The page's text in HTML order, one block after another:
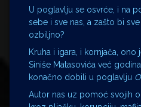
U poglavlju se osvrće, i na
sebe i sve nas, a zašto bi
ozbiljno?
Kruha i igara, i kornjača,
Siniše Matasovića već
konačno dobili u poglavlju
Autor nas uz pomoć svojih